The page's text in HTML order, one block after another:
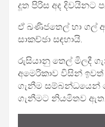
දූත පිරිස අද දිවයිනට
ඒ ඛණිජතෙල් හා ගල්
සාකච්ඡා සඳහායි.
රුසියානු තෙල් මිලදී
අමෙරිකාව විසින්
ගැනීම සම්බන්ධයෙන්
ගැනීමට නියමිතව ඇත.